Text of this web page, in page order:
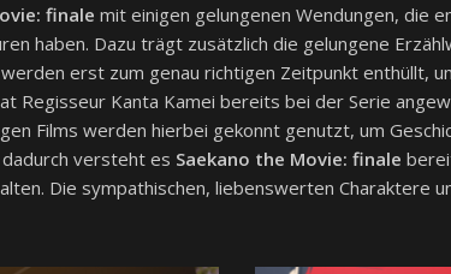
finale mit einigen gelungenen Wendungen, die
haben. Dazu trägt zusätzlich die gelungene
erst zum genau richtigen Zeitpunkt enthüllt,
Regisseur Kanta Kamei bereits bei der Serie
Films werden hierbei gekonnt genutzt, um
versteht es Saekano the Movie: finale
Die sympathischen, liebenswerten Charaktere